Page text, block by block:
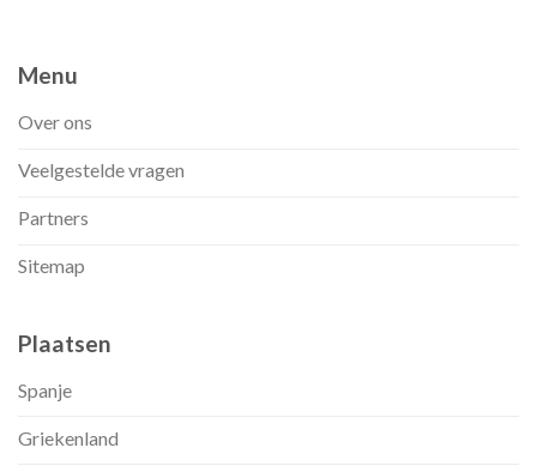
Menu
Over ons
Veelgestelde vragen
Partners
Sitemap
Plaatsen
Spanje
Griekenland